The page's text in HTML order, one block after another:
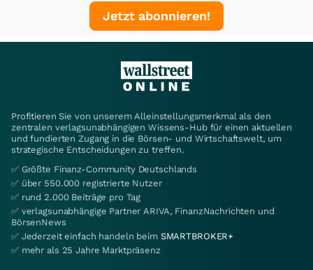
Jetzt abonnieren!
Profitieren Sie von unserem Alleinstellungsmerkmal als den
zentralen verlagsunabhängigen Wissens-Hub für einen aktuellen
und fundierten Zugang in die Börsen- und Wirtschaftswelt, um
strategische Entscheidungen zu treffen.
✅ Größte Finanz-Community Deutschlands
✅ über 550.000 registrierte Nutzer
✅ rund 2.000 Beiträge pro Tag
✅ verlagsunabhängige Partner ARIVA, FinanzNachrichten und
BörsenNews
✅ Jederzeit einfach handeln beim SMARTBROKER+
✅ mehr als 25 Jahre Marktpräsenz